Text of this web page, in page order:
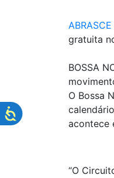
ABRASCE
gratuita
BOSSA
O Bossa
acontece
“O